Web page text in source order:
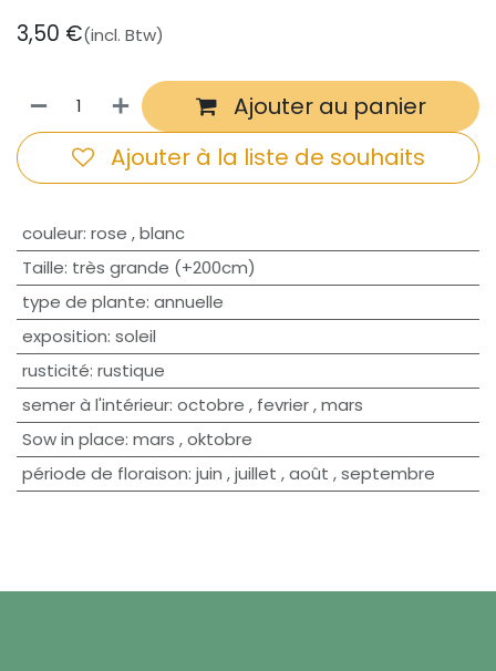
3,50 €(incl. Btw)
Ajouter au panier
Ajouter à la liste de souhaits
couleur: rose ,blanc
Taille: très grande (+200cm)
type de plante: annuelle
exposition: soleil
rusticité: rustique
semer à l'intérieur: octobre , fevrier,mars
Sow in place: mars ,oktobre
période de floraison: juin ,juillet ,août ,septembre